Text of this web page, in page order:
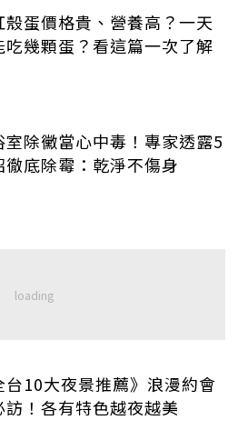
殼蛋價格貴、營養高？一天
吃幾顆蛋？看這篇一次了解
室除黴當心中毒！專家透露5
徹底除霉：乾淨不傷身
台10大夜景推薦》浪漫約會
訪！各有特色越夜越美